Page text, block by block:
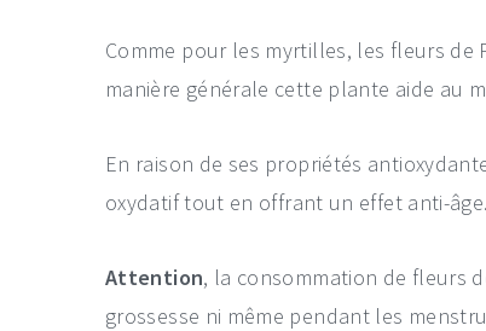
Comme pour les myrtilles, les fleurs
manière générale cette plante aide au
En raison de ses propriétés
oxydatif tout en offrant un effet anti-âge.
Attention, la consommation de fleurs
grossesse ni même pendant les